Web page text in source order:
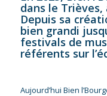
dans le Trièves,
Depuis sa
bien grandi
festivals de
référents sur
Aujourd’hui Bien